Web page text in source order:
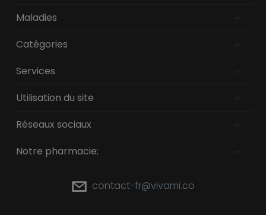
Maladies
Catégories
Services
Utilisation du site
Réseaux sociaux
Notre pharmacie:
contact-fr@vivami.co